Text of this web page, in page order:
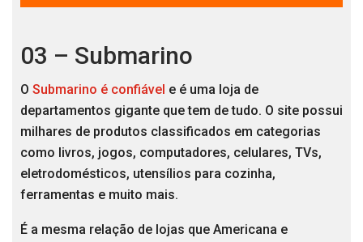
03 – Submarino
O Submarino é confiável e é uma loja de
departamentos gigante que tem de tudo. O site possui
milhares de produtos classificados em categorias
como livros, jogos, computadores, celulares, TVs,
eletrodomésticos, utensílios para cozinha,
ferramentas e muito mais.
É a mesma relação de lojas que Americana e